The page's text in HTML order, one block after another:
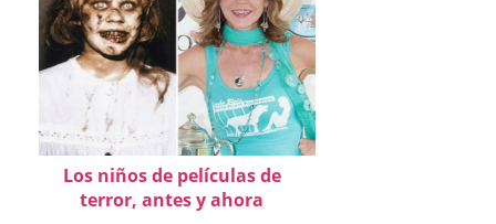
Los niños de películas de
terror, antes y ahora